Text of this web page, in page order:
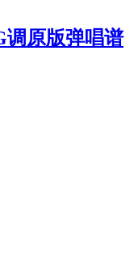
调原版弹唱谱